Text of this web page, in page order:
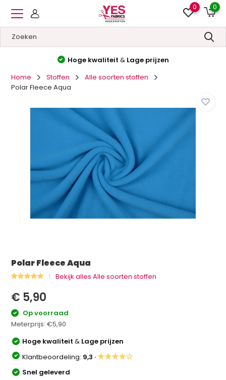
0 0
Hoge kwaliteit & Lage prijzen
Home
Stoffen
Alle soorten stoffen
Polar Fleece Aqua
Polar Fleece Aqua
Bekijk alles Alle soorten stoffen
€ 5,90
Op voorraad
Meterprijs:€5,90
Hoge kwaliteit& Lage prijzen
Klantbeoordeling: 9,3 ·★★★★☆
Snel geleverd